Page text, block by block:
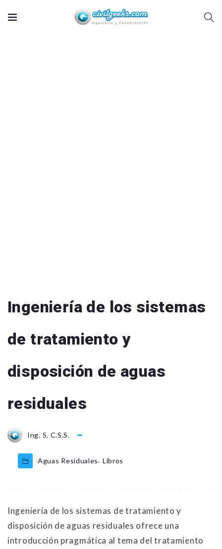
Ingeniería de los sistemas
de tratamiento y
disposición de aguas
residuales
Ing. S. C.S.S.
Aguas Residuales, Libros
Ingeniería de los sistemas de tratamiento y
disposición de aguas residuales ofrece una
introducción pragmática al tema del tratamiento